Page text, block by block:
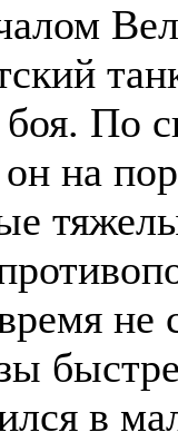
По
на
не
в